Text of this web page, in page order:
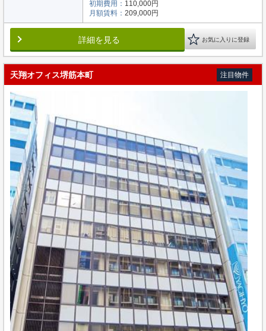
初期費用： 110,000円
月額賃料： 209,000円
詳細を見る お気に入りに登録
天翔オフィス堺筋本町 注目物件